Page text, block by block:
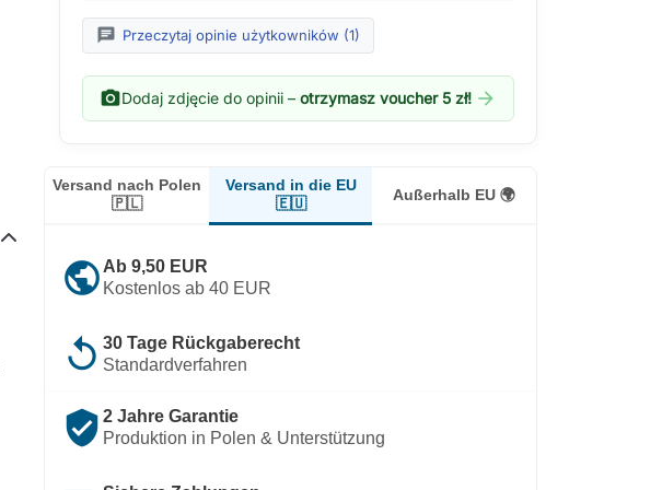
chat Przeczytaj opinie użytkowników (1)
photo_cameraDodaj zdjęcie do opinii – otrzymasz voucher 5 zł! arrow_forward
Versand nach Polen
🇵🇱
Versand in die EU
🇪🇺
Außerhalb EU 🌍
public Ab 9,50 EUR
Kostenlos ab 40 EUR
replay 30 Tage Rückgaberecht
Standardverfahren
verified_user 2 Jahre Garantie
Produktion in Polen & Unterstützung